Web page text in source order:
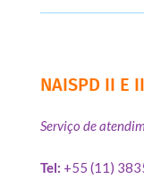
NAISPD II E
Serviço de
Tel: +55 (11)